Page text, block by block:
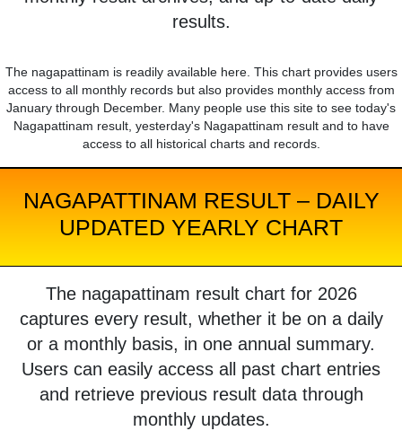
results.
The nagapattinam is readily available here. This chart provides users
access to all monthly records but also provides monthly access from
January through December. Many people use this site to see today's
Nagapattinam result, yesterday's Nagapattinam result and to have
access to all historical charts and records.
NAGAPATTINAM RESULT – DAILY
UPDATED YEARLY CHART
The nagapattinam result chart for 2026
captures every result, whether it be on a daily
or a monthly basis, in one annual summary.
Users can easily access all past chart entries
and retrieve previous result data through
monthly updates.